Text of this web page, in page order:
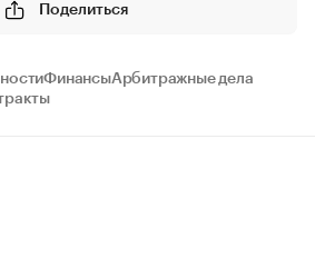
Поделиться
ФинансыАрбитражные дела